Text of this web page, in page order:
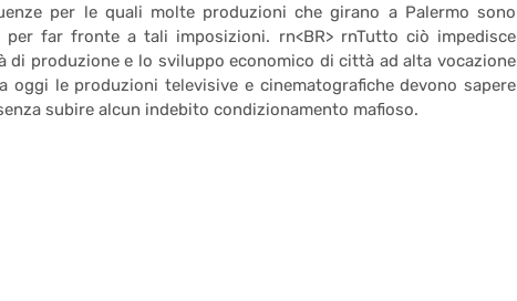
per le quali molte produzioni che girano a Palermo sono
far fronte a tali imposizioni. rn<BR> rnTutto ciò impedisce
produzione e lo sviluppo economico di città ad alta vocazione
oggi le produzioni televisive e cinematografiche devono sapere
subire alcun indebito condizionamento mafioso.